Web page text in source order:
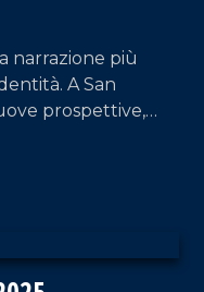
narrazione più
A San
prospettive,
futuro della